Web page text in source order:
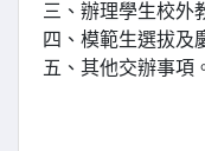
三、辦理學生校外
四、模範生選拔及
五、其他交辦事項